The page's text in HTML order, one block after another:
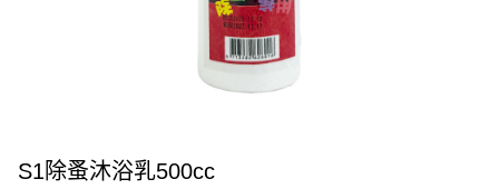
S1除蚤沐浴乳500cc